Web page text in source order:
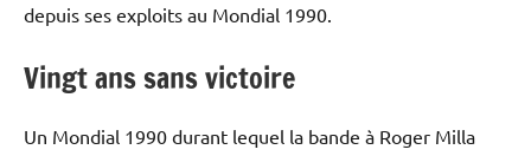
depuis ses exploits au Mondial 1990.
Vingt ans sans victoire
Un Mondial 1990 durant lequel la bande à Roger Milla